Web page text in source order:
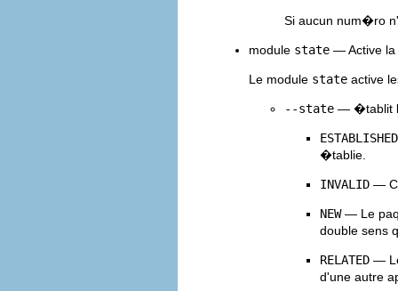
Si aucun num�ro
module state — Active
Le module state active
--state — �tablit
ESTABLISHED
�tablie.
INVALID —
NEW— Le
double sens
RELATED —
d'une autre